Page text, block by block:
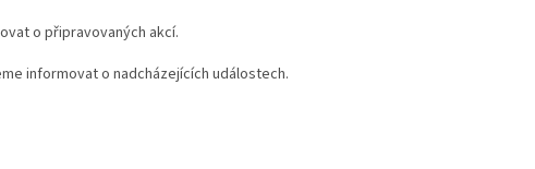
o připravovaných akcí.
informovat o nadcházejících událostech.